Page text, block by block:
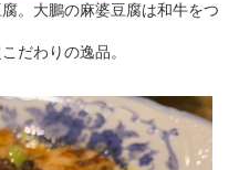
。大鵬の麻婆豆腐は和牛をつ
だわりの逸品。